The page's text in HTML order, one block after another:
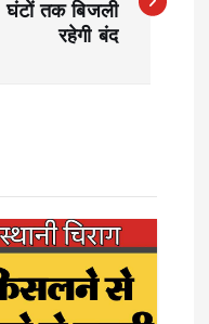
घंटों तक बिजली
रहेगी बंद